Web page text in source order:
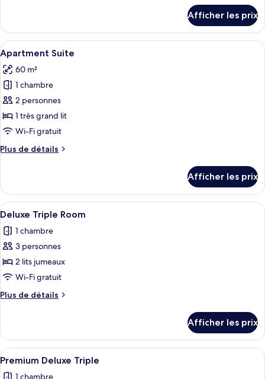
Suite
familiale
Afficher les prix
Afficher
toutes
les
photos
pour
ce
type
chambre :
Une chambre d’hôtel avec un
7
Apartment Suite
60 m²
1 chambre
2 personnes
1 très grand lit
Wi-Fi gratuit
Plus de détails
Plus
Apartment
Suite
Afficher les prix
Afficher
toutes
les
photos
pour
ce
type
de
Deluxe
Triple
Room
Une chambre d’hôtel avec deux
4
Deluxe Triple Room
1 chambre
3 personnes
2 lits jumeaux
Wi-Fi gratuit
Plus de détails
Plus
Deluxe
Triple
Room
Afficher les prix
Afficher
toutes
Une chambre d’hôtel avec deux lits
4
Premium Deluxe Triple
1 chambre